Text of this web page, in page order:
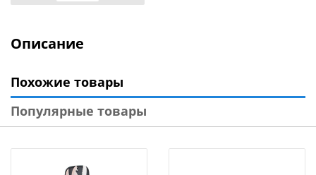
Описание
Похожие товары
Популярные товары